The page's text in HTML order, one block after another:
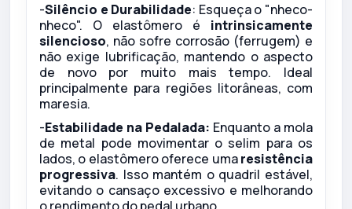
-Silêncio e Durabilidade: Esqueça o "nheco-
nheco". O elastômero é intrinsicamente
silencioso, não sofre corrosão (ferrugem) e
não exige lubrificação, mantendo o aspecto
de novo por muito mais tempo. Ideal
principalmente para regiões litorâneas, com
maresia.
-Estabilidade na Pedalada: Enquanto a mola
de metal pode movimentar o selim para os
lados, o elastômero oferece umaresistência
progressiva. Isso mantém o quadril estável,
evitando o cansaço excessivo e melhorando